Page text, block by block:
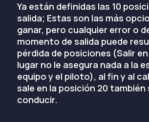
Ya están definidas las 10
salida; Estas son las más
ganar, pero cualquier error o
momento de salida puede
pérdida de posiciones (Salir
lugar no le asegura nada a la
equipo y el piloto), al fin y al
sale en la posición 20 también
conducir.